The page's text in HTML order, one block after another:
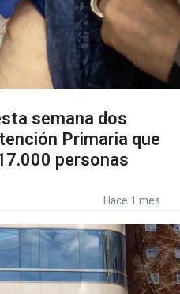
semana dos
Primaria que
personas
Hace 1 mes